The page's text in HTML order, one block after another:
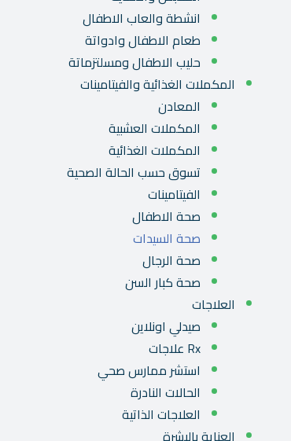
انشطة والعاب الاطفال
طعام الاطفال وادواتة
حليب الاطفال ومسلتزماتة
المكملات الغذائية والفيتامينات
المعادن
المكملات العشبية
المكملات الغذائية
تسوق حسب الحالة الصحية
الفيتامينات
صحة الاطفال
صحة السيدات
صحة الرجال
صحة كبار السن
العلاجات
صيدلي اونلاين
Rx علاجات
استشر ممارس صحي
الحالات النادرة
العلاجات الذاتية